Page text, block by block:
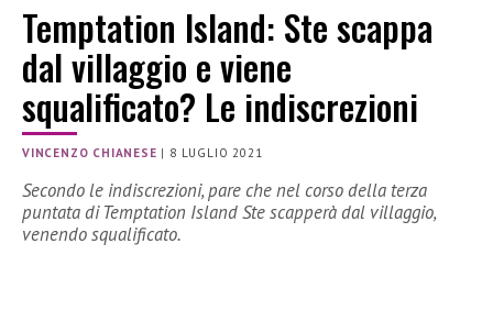
Temptation Island: Ste scappa
dal villaggio e viene
squalificato? Le indiscrezioni
VINCENZO CHIANESE | 8 LUGLIO 2021
Secondo le indiscrezioni, pare che nel corso della terza
puntata di Temptation Island Ste scapperà dal villaggio,
venendo squalificato.